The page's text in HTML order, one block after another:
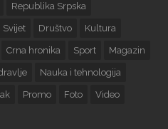
Republika Srpska
Svijet Društvo Kultura
Crna hronika Sport Magazin
Nauka i tehnologija
Promo Foto Video